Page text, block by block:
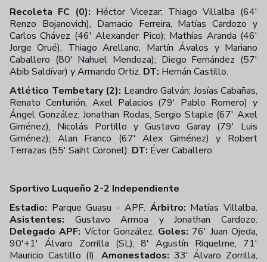
Recoleta FC (0): Héctor Vicezar; Thiago Villalba (64'
Renzo Bojanovich), Damacio Ferreira, Matías Cardozo y
Carlos Chávez (46' Alexander Pico); Mathías Aranda (46'
Jorge Orué), Thiago Arellano, Martín Ávalos y Mariano
Caballero (80' Nahuel Mendoza); Diego Fernández (57'
Abib Saldívar) y Armando Ortiz. DT: Hernán Castillo.
Atlético Tembetary (2): Leandro Galván; Josías Cabañas,
Renato Centurión, Axel Palacios (79' Pablo Romero) y
Ángel González; Jonathan Rodas, Sergio Staple (67' Axel
Giménez), Nicolás Portillo y Gustavo Garay (79' Luis
Giménez); Alan Franco (67' Alex Giménez) y Robert
Terrazas (55' Saiht Coronel). DT: Éver Caballero.
Sportivo Luqueño 2-2 Independiente
Estadio: Parque Guasu - APF. Árbitro: Matías Villalba.
Asistentes: Gustavo Armoa y Jonathan Cardozo.
Delegado APF: Víctor González. Goles: 76' Juan Ojeda,
90'+1' Álvaro Zorrilla (SL); 8' Agustín Riquelme, 71'
Mauricio Castillo (I). Amonestados: 33' Álvaro Zorrilla,